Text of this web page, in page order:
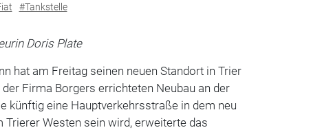
#Tankstelle
Doris Plate
hat am Freitag seinen neuen Standort in Trier
Firma Borgers errichteten Neubau an der
künftig eine Hauptverkehrsstraße in dem neu
Trierer Westen sein wird, erweiterte das